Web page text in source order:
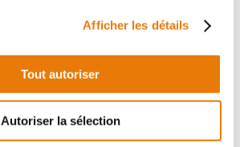
Afficher les détails
Tout autoriser
Autoriser la sélection
Superficie : 1000 m²